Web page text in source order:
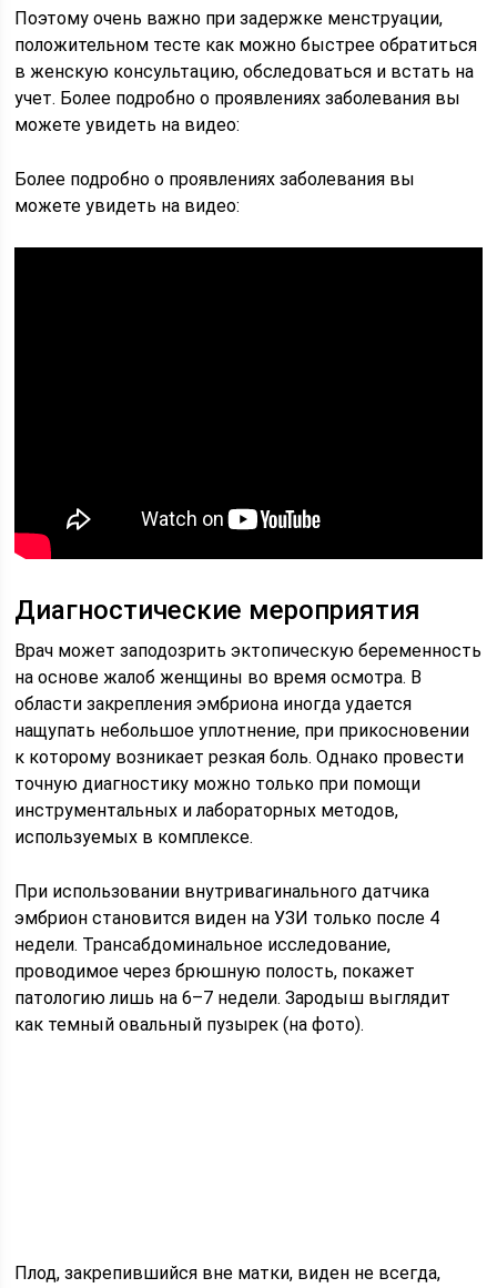
Поэтому очень важно при задержке менструации,
положительном тесте как можно быстрее обратиться
в женскую консультацию, обследоваться и встать на
учет. Более подробно о проявлениях заболевания вы
можете увидеть на видео:
Более подробно о проявлениях заболевания вы
можете увидеть на видео:
Диагностические мероприятия
Врач может заподозрить эктопическую беременность
на основе жалоб женщины во время осмотра. В
области закрепления эмбриона иногда удается
нащупать небольшое уплотнение, при прикосновении
к которому возникает резкая боль. Однако провести
точную диагностику можно только при помощи
инструментальных и лабораторных методов,
используемых в комплексе.
При использовании внутривагинального датчика
эмбрион становится виден на УЗИ только после 4
недели. Трансабдоминальное исследование,
проводимое через брюшную полость, покажет
патологию лишь на 6–7 недели. Зародыш выглядит
как темный овальный пузырек (на фото).
Плод, закрепившийся вне матки, виден не всегда,